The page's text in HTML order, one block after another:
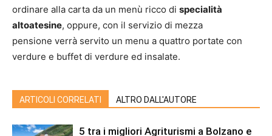
ordinare alla carta da un menù ricco di specialità
altoatesine, oppure, con il servizio di mezza
pensione verrà servito un menu a quattro portate con
verdure e buffet di verdure ed insalate.
ARTICOLI CORRELATI ALTRO DALL'AUTORE
5 tra i migliori Agriturismi a Bolzano e